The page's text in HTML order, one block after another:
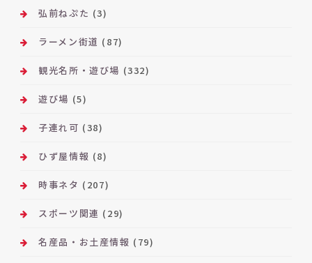
弘前ねぷた (3)
ラーメン街道 (87)
観光名所・遊び場 (332)
遊び場 (5)
子連れ可 (38)
ひず屋情報 (8)
時事ネタ (207)
スポーツ関連 (29)
名産品・お土産情報 (79)